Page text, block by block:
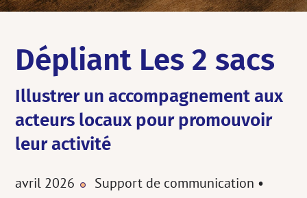
Dépliant Les 2 sacs
Illustrer un accompagnement aux
acteurs locaux pour promouvoir
leur activité
avril 2026 •
Support de communication •